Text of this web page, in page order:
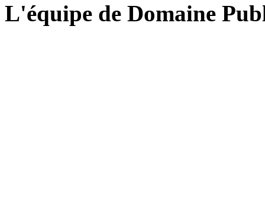
L'équipe de Domaine